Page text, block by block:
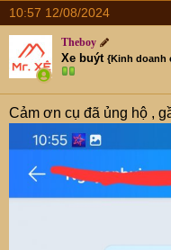
10:57 12/08/2024
Theboy
Xe buýt {Kinh doanh
Cảm ơn cụ đã ủng hộ ,